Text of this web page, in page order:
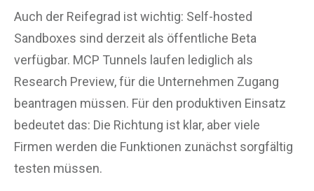
Auch der Reifegrad ist wichtig: Self-hosted
Sandboxes sind derzeit als öffentliche Beta
verfügbar. MCP Tunnels laufen lediglich als
Research Preview, für die Unternehmen Zugang
beantragen müssen. Für den produktiven Einsatz
bedeutet das: Die Richtung ist klar, aber viele
Firmen werden die Funktionen zunächst sorgfältig
testen müssen.